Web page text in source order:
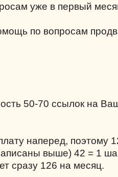
уже в первый
по вопросам
50-70 ссылок на
наперед, поэтому
выше) 42 = 1
сразу 126 на месяц.